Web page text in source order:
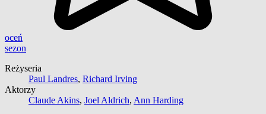
oceń
sezon
Reżyseria
Paul Landres, Richard Irving
Aktorzy
Claude Akins, Joel Aldrich, Ann Harding